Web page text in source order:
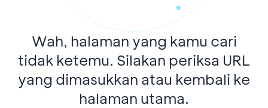
Wah, halaman yang kamu cari
tidak ketemu. Silakan periksa URL
yang dimasukkan atau kembali ke
halaman utama.